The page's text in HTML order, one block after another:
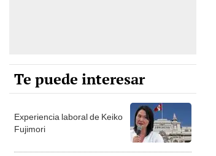
Te puede interesar
Experiencia laboral de Keiko
Fujimori